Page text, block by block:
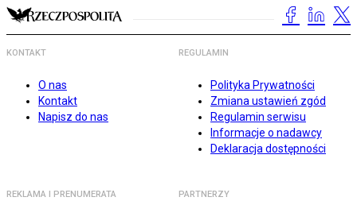
KONTAKT
O nas
Kontakt
Napisz do nas
REGULAMIN
Polityka Prywatności
Zmiana ustawień zgód
Regulamin serwisu
Informacje o nadawcy
Deklaracja dostępności
REKLAMA I PRENUMERATA PARTNERZY